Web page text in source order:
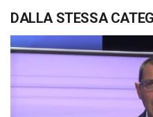
DALLA STESSA